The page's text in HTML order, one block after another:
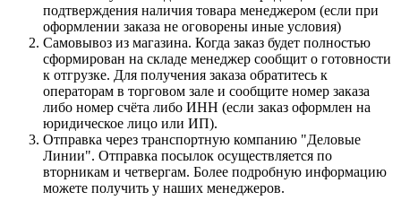
подтверждения наличия товара менеджером (если при
оформлении заказа не оговорены иные условия)
Самовывоз из магазина. Когда заказ будет полностью
сформирован на складе менеджер сообщит о готовности
к отгрузке. Для получения заказа обратитесь к
операторам в торговом зале и сообщите номер заказа
либо номер счёта либо ИНН (если заказ оформлен на
юридическое лицо или ИП).
Отправка через транспортную компанию "Деловые
Линии". Отправка посылок осуществляется по
вторникам и четвергам. Более подробную информацию
можете получить у наших менеджеров.